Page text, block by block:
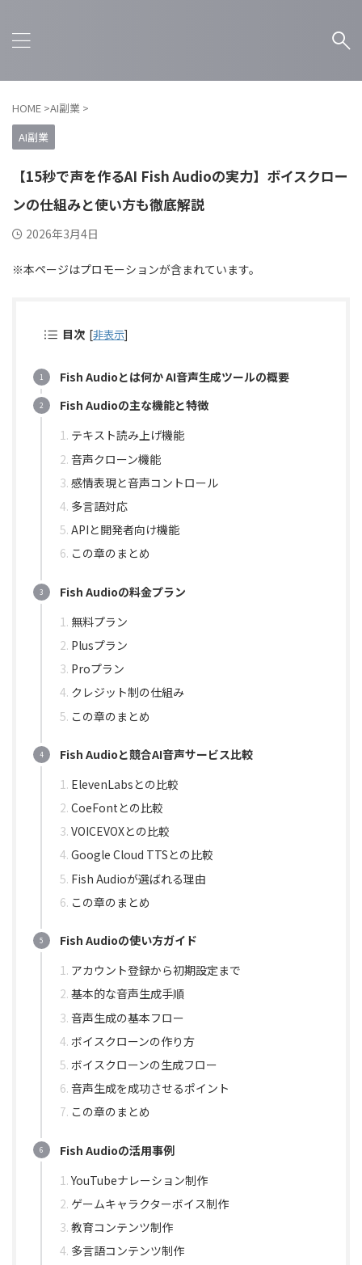
HOME >AI副業 >
AI副業
【15秒で声を作るAI Fish Audioの実力】ボイスクロー
ンの仕組みと使い方も徹底解説
2026年3月4日
※本ページはプロモーションが含まれています。
目次 [非表示]
Fish Audioとは何か AI音声生成ツールの概要
Fish Audioの主な機能と特徴
テキスト読み上げ機能
音声クローン機能
感情表現と音声コントロール
多言語対応
APIと開発者向け機能
この章のまとめ
Fish Audioの料金プラン
無料プラン
Plusプラン
Proプラン
クレジット制の仕組み
この章のまとめ
Fish Audioと競合AI音声サービス比較
ElevenLabsとの比較
CoeFontとの比較
VOICEVOXとの比較
Google Cloud TTSとの比較
Fish Audioが選ばれる理由
この章のまとめ
Fish Audioの使い方ガイド
アカウント登録から初期設定まで
基本的な音声生成手順
音声生成の基本フロー
ボイスクローンの作り方
ボイスクローンの生成フロー
音声生成を成功させるポイント
この章のまとめ
Fish Audioの活用事例
YouTubeナレーション制作
ゲームキャラクターボイス制作
教育コンテンツ制作
多言語コンテンツ制作